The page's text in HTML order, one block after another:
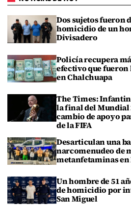
Dos sujetos fueron
homicidio de un
Divisadero
Policía recupera
efectivo que fueron
en Chalchuapa
The Times:
la final del Mundial
cambio de apoyo
de la FIFA
Desarticulan una
narcomenudeo de
metanfetaminas
Un hombre de 51
de homicidio por
San Miguel